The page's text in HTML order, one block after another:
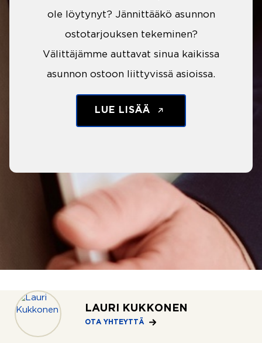
LAURI KUKKONEN
OTA YHTEYTTÄ
ole löytynyt? Jännittääkö asunnon
ostotarjouksen tekeminen?
Välittäjämme auttavat sinua kaikissa
asunnon ostoon liittyvissä asioissa.
LUE LISÄÄ